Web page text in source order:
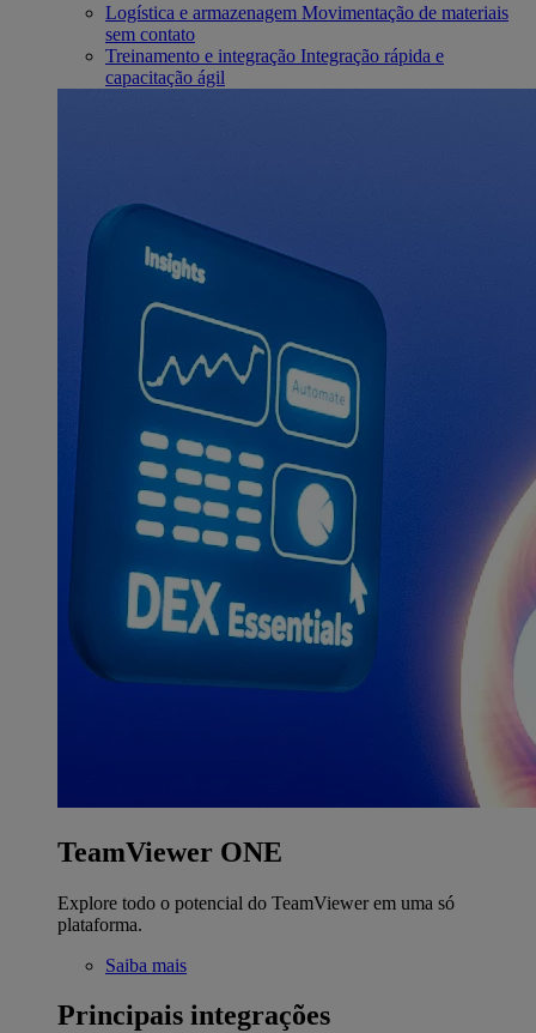
Logística e armazenagem Movimentação de materiais
sem contato
Treinamento e integração Integração rápida e
capacitação ágil
TeamViewer ONE
Explore todo o potencial do TeamViewer em uma só
plataforma.
Saiba mais
Principais integrações